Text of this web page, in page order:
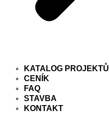
KATALOG PROJEKTŮ
CENÍK
FAQ
STAVBA
KONTAKT